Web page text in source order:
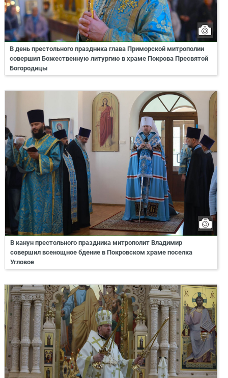
В день престольного праздника глава Приморской митрополии
совершил Божественную литургию в храме Покрова Пресвятой
Богородицы
В канун престольного праздника митрополит Владимир
совершил всенощное бдение в Покровском храме поселка
Угловое